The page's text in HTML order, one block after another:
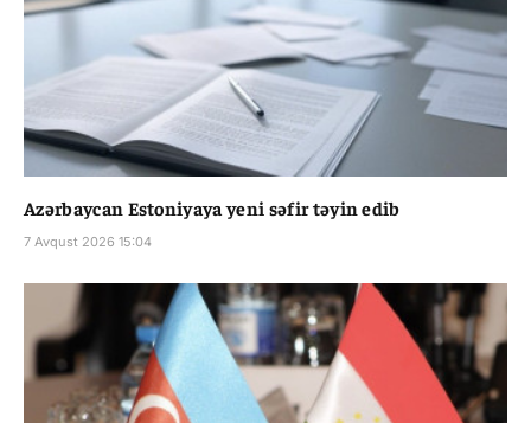
Azərbaycan Estoniyaya yeni səfir təyin edib
7 Avqust 2026 15:04